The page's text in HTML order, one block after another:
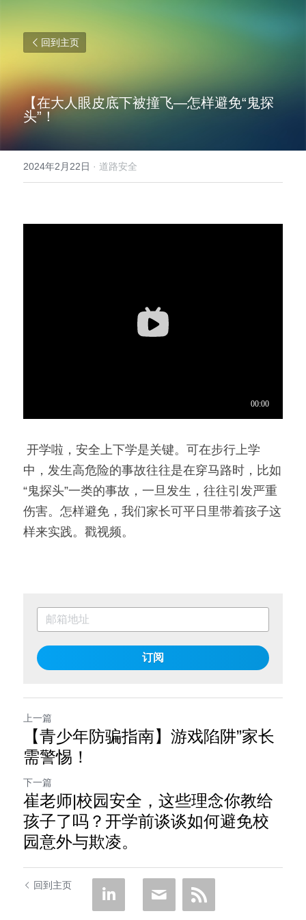
回到主页
【在大人眼皮底下被撞飞—怎样避免“鬼探
头”！
2024年2月22日 · 道路安全
中，发生高危险的事故往往是在穿马路时，比如
“鬼探头”一类的事故，一旦发生，往往引发严重
伤害。怎样避免，我们家长可平日里带着孩子这
样来实践。戳视频。
订阅
上一篇
【青少年防骗指南】游戏陷阱”家长
需警惕！
下一篇
崔老师|校园安全，这些理念你教给
孩子了吗？开学前谈谈如何避免校
园意外与欺凌。
回到主页